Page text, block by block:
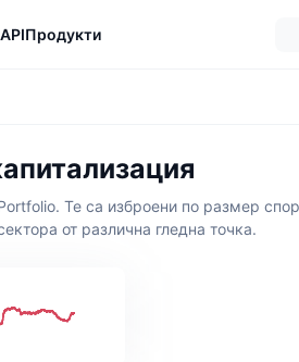
APIПродукти
Те са изброени по размер
от различна гледна точка.